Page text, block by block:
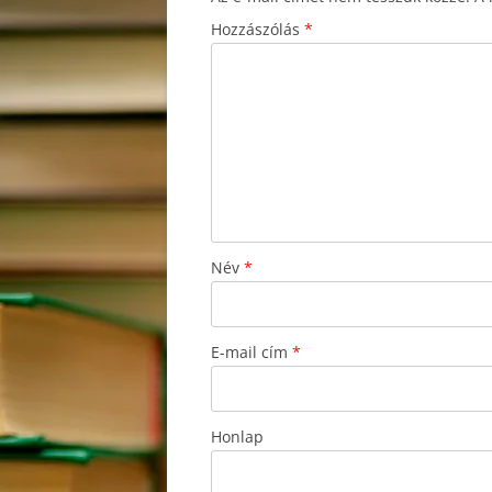
Hozzászólás *
Név *
E-mail cím *
Honlap